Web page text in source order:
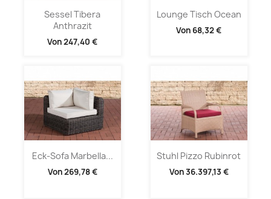
Sessel Tibera
Anthrazit
Von247,40 €
Lounge Tisch Ocean
Von 68,32 €
Eck-Sofa Marbella...
Von269,78 €
Stuhl Pizzo Rubinrot
Von36.397,13 €